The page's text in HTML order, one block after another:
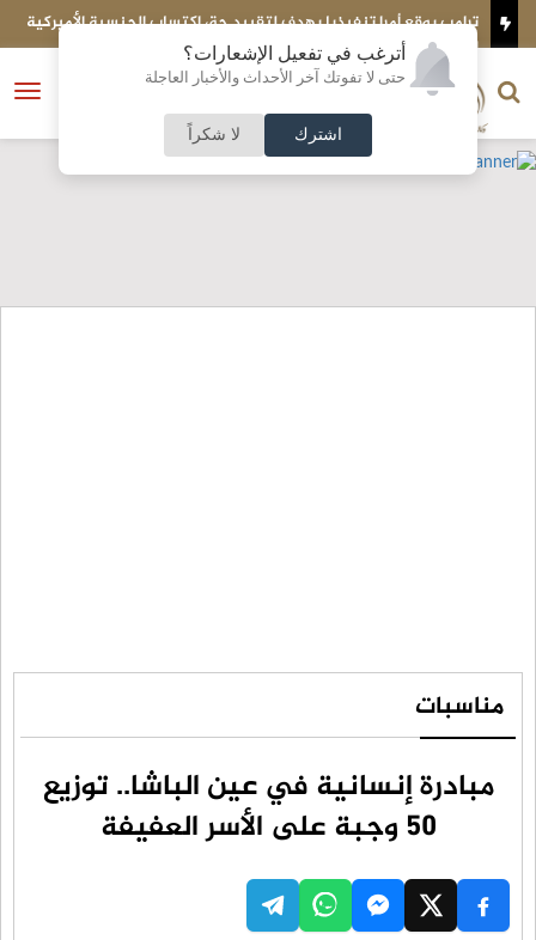
أترغب في تفعيل الإشعارات؟
حتى لا تفوتك آخر الأحداث والأخبار العاجلة
اشترك لا شكراً
أمرا تنفيذيا يهدف لتقييد حق اكتساب الجنسية الأميركية
الكويت تحبط
فتح
الناشر و رئيس التحرير
النسخة الكاملة
مناسبات
مبادرة إنسانية في عين الباشا.. توزيع
50 وجبة على الأسر العفيفة